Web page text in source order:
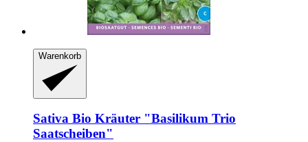
Warenkorb
Sativa Bio Kräuter "Basilikum Trio
Saatscheiben"